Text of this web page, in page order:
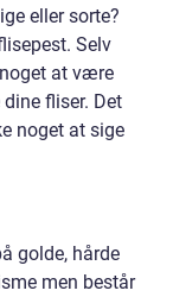
eller sorte?
Selv
at være
fliser. Det
noget at sige
golde, hårde
men består